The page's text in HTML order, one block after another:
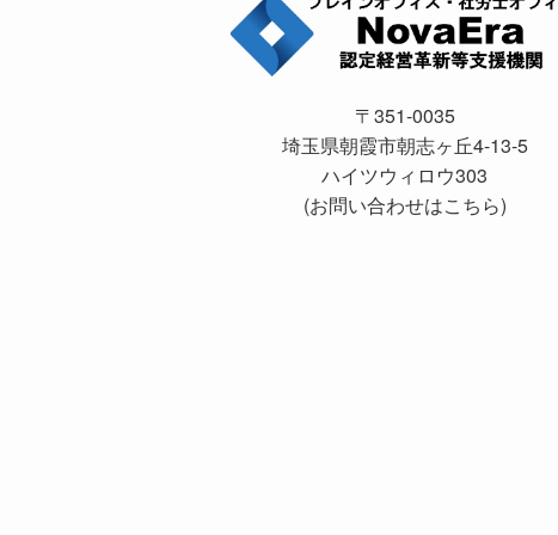
〒351-0035
埼玉県朝霞市朝志ヶ丘4-13-5
ハイツウィロウ303
(お問い合わせはこちら)